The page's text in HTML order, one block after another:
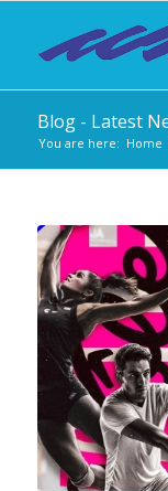
Blog - Latest
You are here: Home